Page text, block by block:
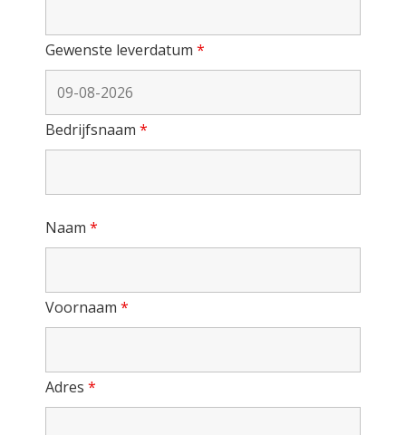
Gewenste leverdatum *
Bedrijfsnaam *
Naam *
Voornaam *
Adres *